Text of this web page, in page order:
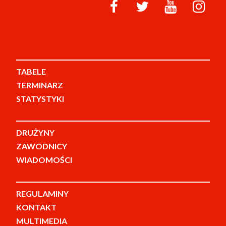
TABELE
TERMINARZ
STATYSTYKI
DRUŻYNY
ZAWODNICY
WIADOMOŚCI
REGULAMINY
KONTAKT
MULTIMEDIA